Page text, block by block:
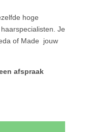
hoge
Je
of Made jouw
afspraak